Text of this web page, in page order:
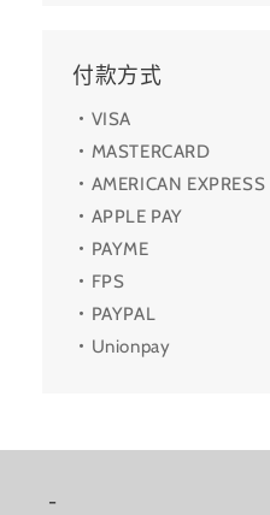
付款方式
・VISA
・MASTERCARD
・AMERICAN EXPRESS
・APPLE PAY
・PAYME
・FPS
・PAYPAL
・Unionpay
-